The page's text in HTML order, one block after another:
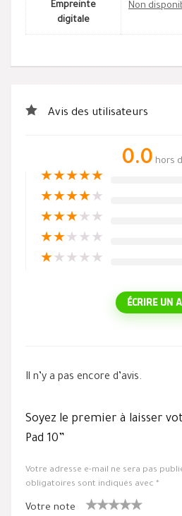
Empreinte
digitale
Non
Avis des utilisateurs
0.0 hors
★★★★★
★★★★★
★★★★ ★
★★★ ★ ★
★★ ★ ★ ★
ÉCRIRE UN
Il n’y a pas encore d’avis.
Soyez le premier à laisser
Pad 10”
Votre adresse e-mail ne sera pas
obligatoires sont indiqués avec *
Votre note